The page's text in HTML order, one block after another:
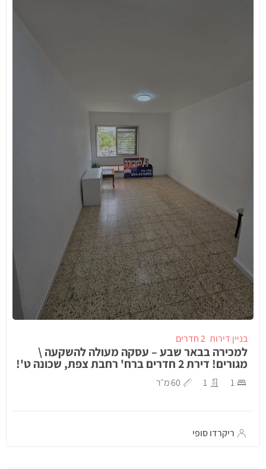
בניין דירות 2 חדרים
למכירה בבאר שבע – עסקה מעולה להשקעה \
מגורים! דירת 2 חדרים ברח' רחבת צפת, שכונה ט'!
1
1 60 מ״ר
ריקרדו סופי